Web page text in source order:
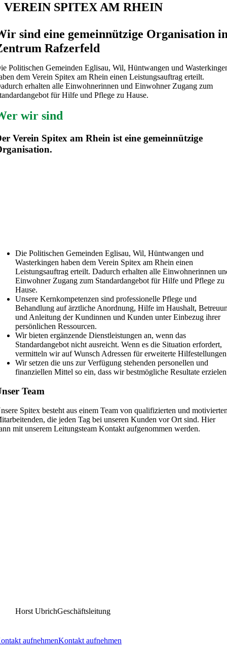
VEREIN SPITEX AM RHEIN
sind eine gemeinnützige Organisation
Rafzerfeld
Politischen Gemeinden Eglisau, Wil, Hüntwangen und
dem Verein Spitex am Rhein einen Leistungsauftrag erteilt.
erhalten alle Einwohnerinnen und Einwohner Zugang zum
für Hilfe und Pflege zu Hause.
wir sind
Verein Spitex am Rhein ist eine gemeinnützige
Die Politischen Gemeinden Eglisau, Wil, Hüntwangen und
Wasterkingen haben dem Verein Spitex am Rhein einen
Leistungsauftrag erteilt. Dadurch erhalten alle Einwohnerinnen
Einwohner Zugang zum Standardangebot für Hilfe und Pflege zu
Hause.
Unsere Kernkompetenzen sind professionelle Pflege und
Behandlung auf ärztliche Anordnung, Hilfe im Haushalt,
und Anleitung der Kundinnen und Kunden unter Einbezug ihrer
persönlichen Ressourcen.
Wir bieten ergänzende Dienstleistungen an, wenn das
Standardangebot nicht ausreicht. Wenn es die Situation erfordert,
vermitteln wir auf Wunsch Adressen für erweiterte
Wir setzen die uns zur Verfügung stehenden personellen und
finanziellen Mittel so ein, dass wir bestmögliche Resultate
Team
Spitex besteht aus einem Team von qualifizierten und
die jeden Tag bei unseren Kunden vor Ort sind. Hier
mit unserem Leitungsteam Kontakt aufgenommen werden.
Horst UbrichGeschäftsleitung
aufnehmenKontakt aufnehmen